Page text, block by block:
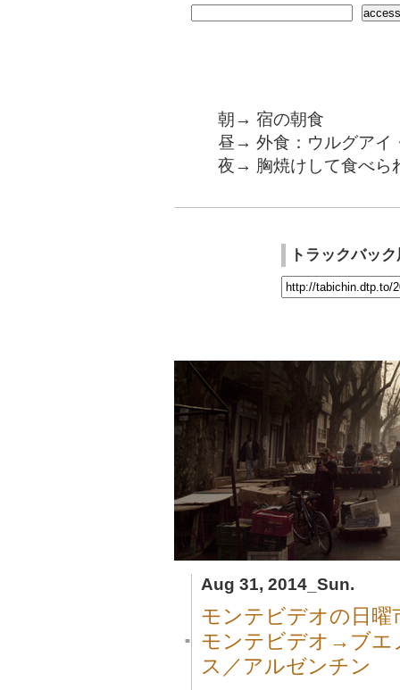
朝→ 宿の朝食
昼→ 外食：ウルグアイ
夜→ 胸焼けして食べら
トラックバッ
Aug 31, 2014_Sun.
■
モンテビデオの日曜
モンテビデオ→ブエ
ス／アルゼンチン